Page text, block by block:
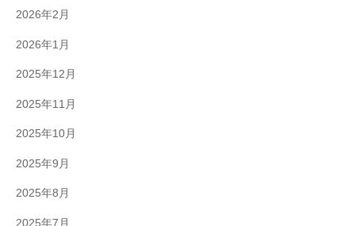
2026年2月
2026年1月
2025年12月
2025年11月
2025年10月
2025年9月
2025年8月
2025年7月